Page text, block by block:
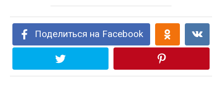
Поделиться на Facebook